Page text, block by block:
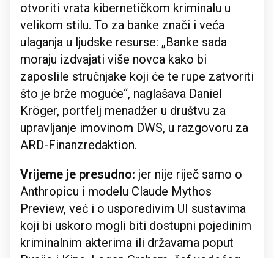
otvoriti vrata kibernetičkom kriminalu u
velikom stilu. To za banke znači i veća
ulaganja u ljudske resurse: „Banke sada
moraju izdvajati više novca kako bi
zaposlile stručnjake koji će te rupe zatvoriti
što je brže moguće“, naglašava Daniel
Kröger, portfelj menadžer u društvu za
upravljanje imovinom DWS, u razgovoru za
ARD-Finanzredaktion.
Vrijeme je presudno: jer nije riječ samo o
Anthropicu i modelu Claude Mythos
Preview, već i o usporedivim UI sustavima
koji bi uskoro mogli biti dostupni pojedinim
kriminalnim akterima ili državama poput